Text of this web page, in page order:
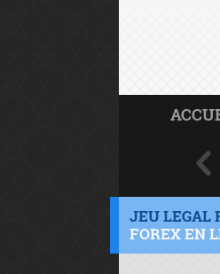
JEU LEGAL
FOREX EN